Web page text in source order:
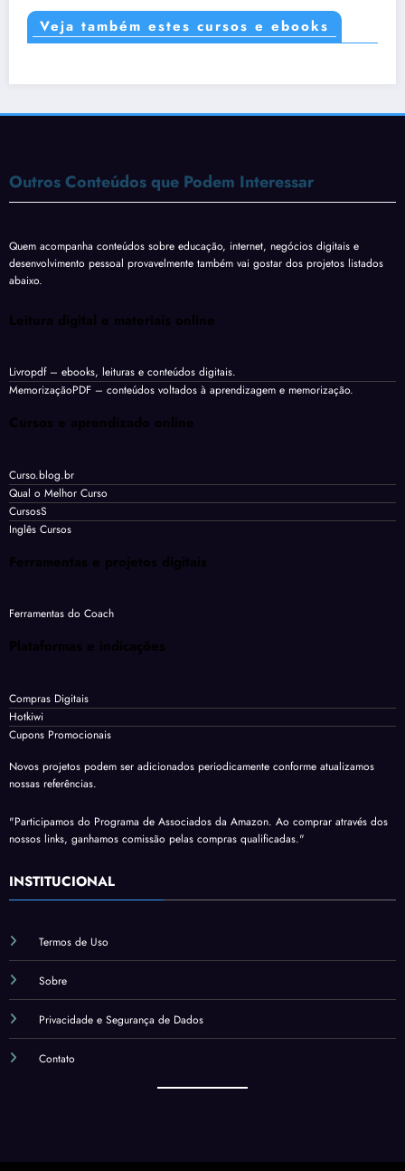
Veja também estes cursos e ebooks
Outros Conteúdos que Podem Interessar
Quem acompanha conteúdos sobre educação, internet, negócios digitais e
desenvolvimento pessoal provavelmente também vai gostar dos projetos listados
abaixo.
Leitura digital e materiais online
Livropdf– ebooks, leituras e conteúdos digitais.
MemorizaçãoPDF – conteúdos voltados à aprendizagem e memorização.
Cursos e aprendizado online
Curso.blog.br
Qual o Melhor Curso
CursosS
Inglês Cursos
Ferramentas e projetos digitais
Ferramentas do Coach
Plataformas e indicações
Compras Digitais
Hotkiwi
Cupons Promocionais
Novos projetos podem ser adicionados periodicamente conforme atualizamos
nossas referências.
"Participamos do Programa de Associados da Amazon. Ao comprar através dos
nossos links, ganhamos comissão pelas compras qualificadas."
INSTITUCIONAL
Termos de Uso
Sobre
Privacidade e Segurança de Dados
Contato